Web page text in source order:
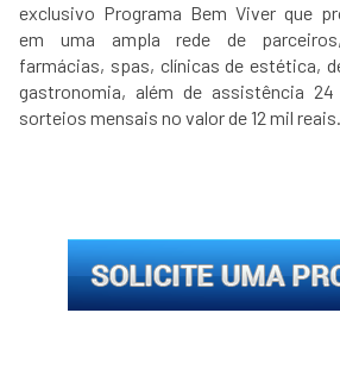
exclusivo Programa Bem Viver que
em uma ampla rede de
farmácias, spas, clínicas de estética,
gastronomia, além de assistência
sorteios mensais no valor de 12 mil reais.